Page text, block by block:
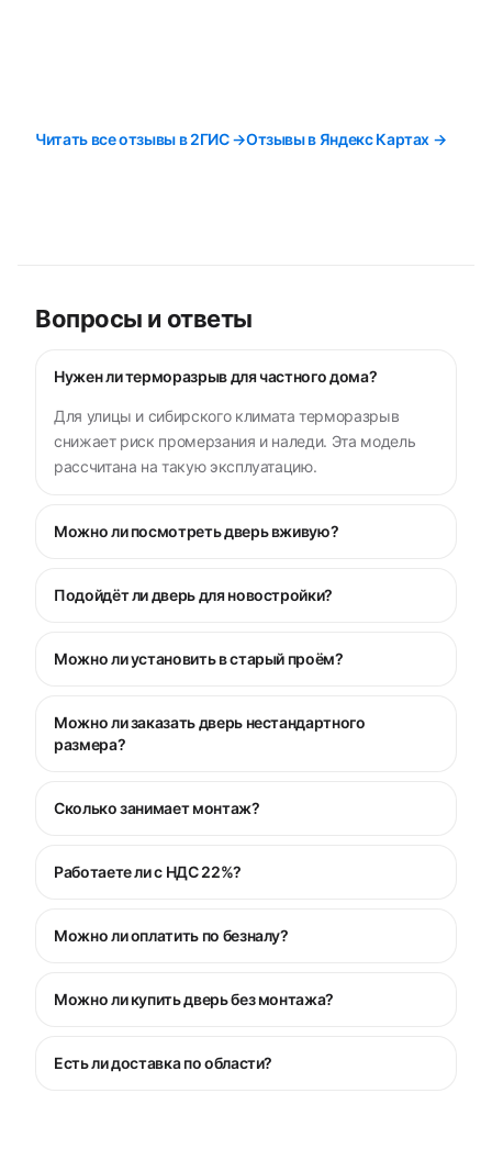
Читать все отзывы в 2ГИС →Отзывы в Яндекс Картах →
Вопросы и ответы
Нужен ли терморазрыв для частного дома?
Для улицы и сибирского климата терморазрыв
снижает риск промерзания и наледи. Эта модель
рассчитана на такую эксплуатацию.
Можно ли посмотреть дверь вживую?
Подойдёт ли дверь для новостройки?
Можно ли установить в старый проём?
Можно ли заказать дверь нестандартного
размера?
Сколько занимает монтаж?
Работаете ли с НДС 22%?
Можно ли оплатить по безналу?
Можно ли купить дверь без монтажа?
Есть ли доставка по области?